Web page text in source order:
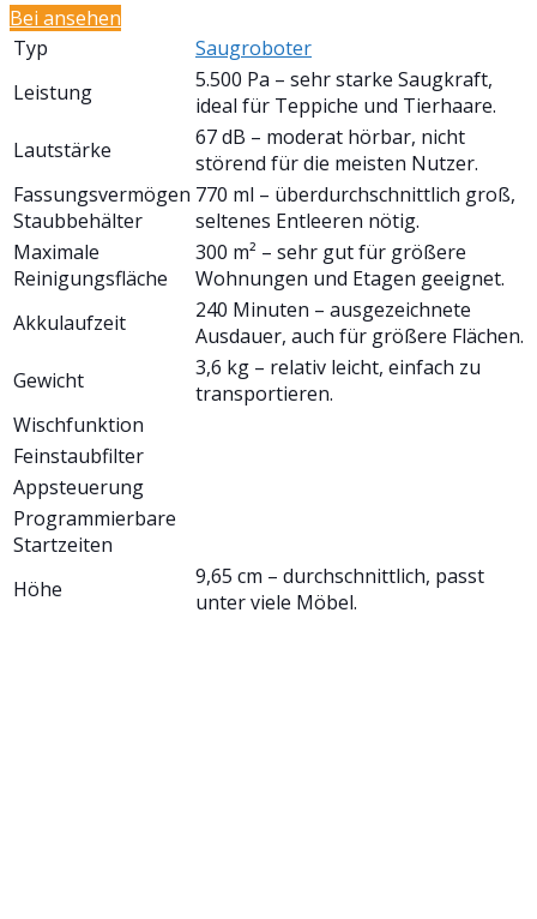
Bei ansehen
Typ
Saugroboter
Leistung
5.500 Pa – sehr starke Saugkraft,
ideal für Teppiche und Tierhaare.
Lautstärke
67 dB – moderat hörbar, nicht
störend für die meisten Nutzer.
Fassungsvermögen
Staubbehälter
770 ml – überdurchschnittlich groß,
seltenes Entleeren nötig.
Maximale
Reinigungsfläche
300 m² – sehr gut für größere
Wohnungen und Etagen geeignet.
Akkulaufzeit
240 Minuten – ausgezeichnete
Ausdauer, auch für größere Flächen.
Gewicht
3,6 kg – relativ leicht, einfach zu
transportieren.
Wischfunktion
Feinstaubfilter
Appsteuerung
Programmierbare
Startzeiten
Höhe
9,65 cm – durchschnittlich, passt
unter viele Möbel.